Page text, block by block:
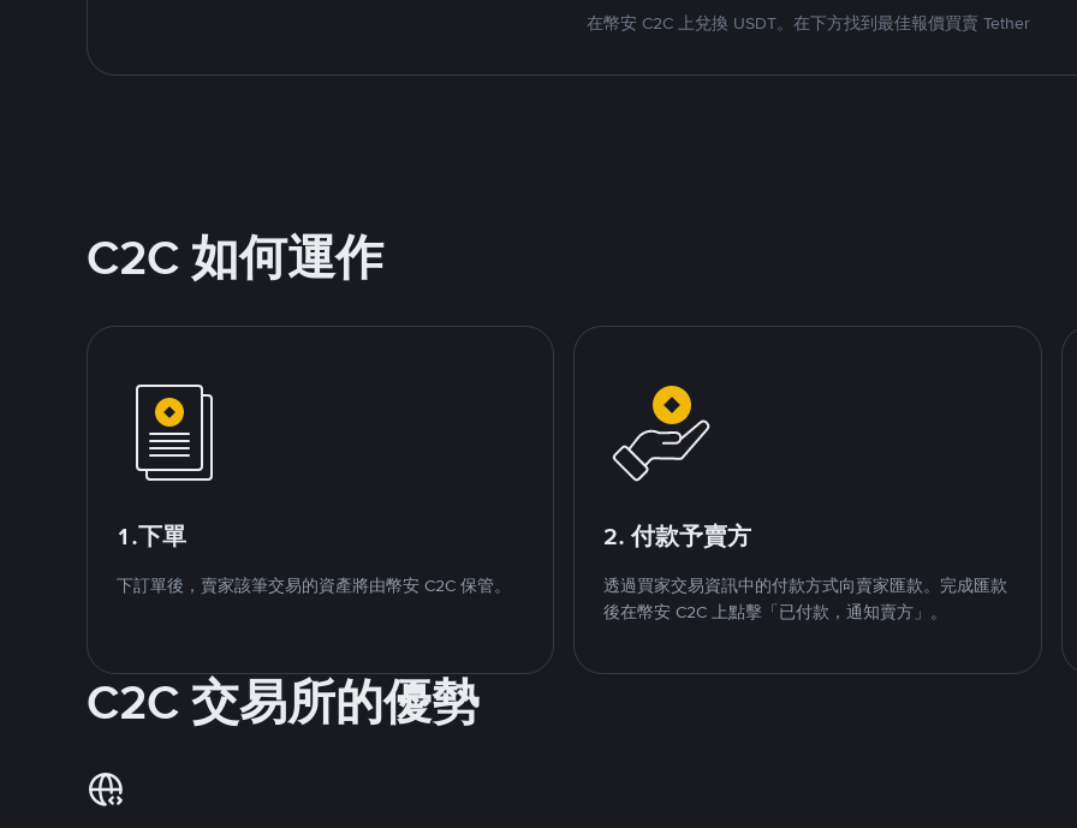
在幣安 C2C 上兌換 USDT。在下方找到最佳報價買賣 Tether
C2C 如何運作
1.下單
下訂單後，賣家該筆交易的資產將由幣安 C2C 保管。
2. 付款予賣方
透過買家交易資訊中的付款方式向賣家匯款。完成匯款
後在幣安 C2C 上點擊「已付款，通知賣方」。
C2C 交易所的優勢